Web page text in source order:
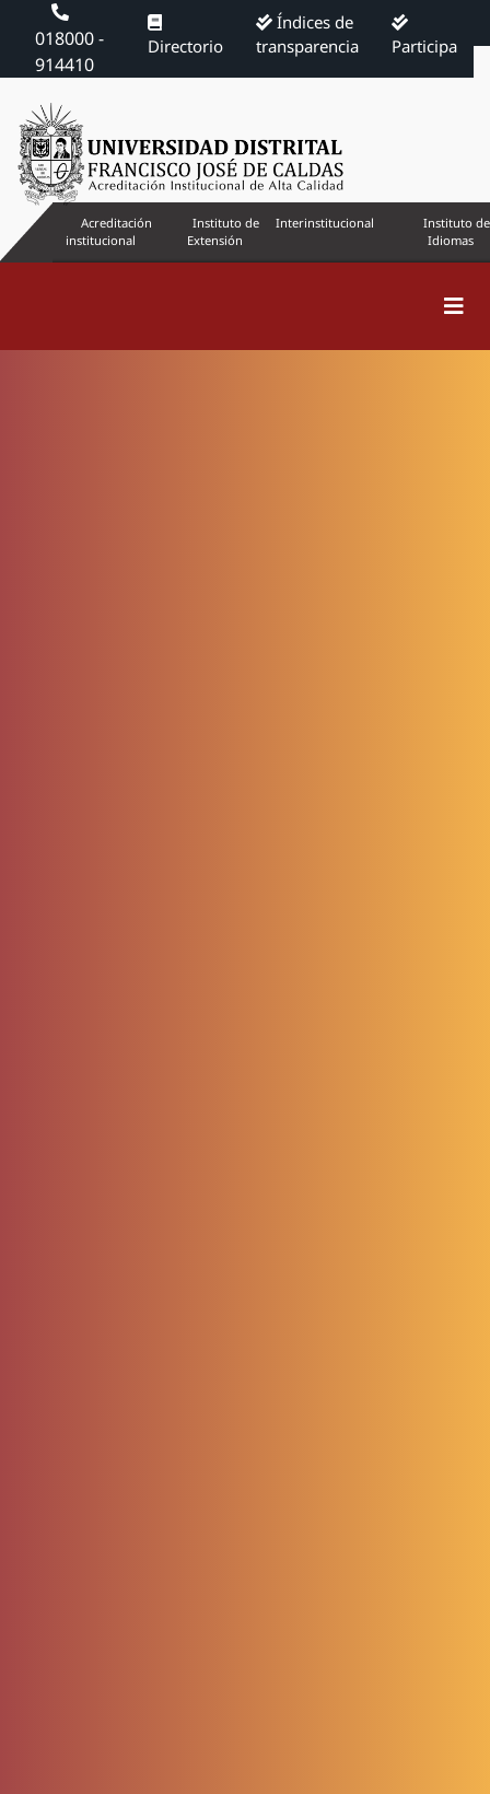
018000 -
914410
Directorio
Índices de
transparencia
Participa
Acreditación
institucional
Instituto de
Extensión
Interinstitucional
Instituto de
Idiomas